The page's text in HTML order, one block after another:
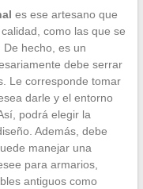
es ese artesano que
como las que se
hecho, es un
debe serrar
Le corresponde tomar
darle y el entorno
podrá elegir la
Además, debe
manejar una
para armarios,
antiguos como